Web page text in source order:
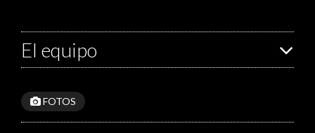
El equipo
FOTOS